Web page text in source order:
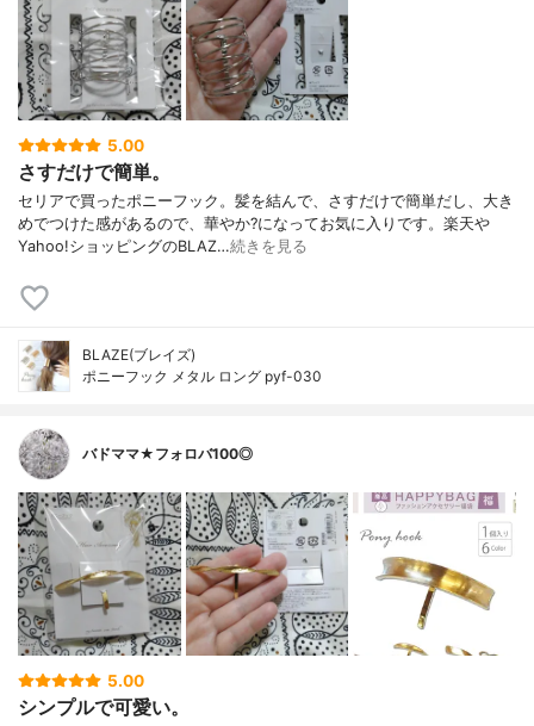
5.00
さすだけで簡単。
セリアで買ったポニーフック。髪を結んで、さすだけで簡単だし、大き
めでつけた感があるので、華やか?になってお気に入りです。楽天や
Yahoo!ショッピングのBLAZ…続きを見る
BLAZE(ブレイズ)
ポニーフック メタル ロング pyf-030
バドママ★フォロバ100◎
5.00
シンプルで可愛い。